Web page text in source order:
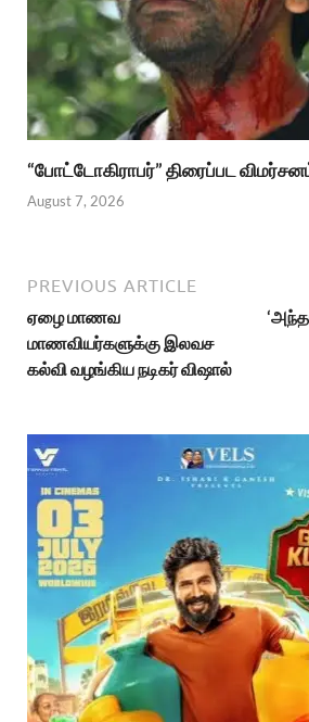
“போட்டோகிராபர்” திரைப்பட
August 7, 2026
PREVIOUS ARTICLE
ஏழை மாணவ
மாணவியர்களுக்கு இலவச
கல்வி வழங்கிய நடிகர் விஷால்